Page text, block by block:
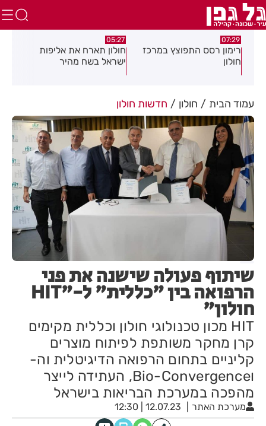
05:27
חולון תארח את אליפות
ישראל בשח מהיר
05:18
3 נפגעו בתאונה בראשון
לציון
עמוד הבית חולון חדשות חולון
שיתוף פעולה שישנה את פני
הרפואה בין "כללית" ל-"HIT
חולון"
HIT מכון טכנולוגי חולון וכללית מקימים
קרן מחקר משותפת לפיתוח מוצרים
קליניים בתחום הרפואה הדיגיטלית וה-
וBio-Convergence, העתידה לייצר
מהפכה במערכת הבריאות בישראל
מערכת האתר 12.07.23 | 12:30